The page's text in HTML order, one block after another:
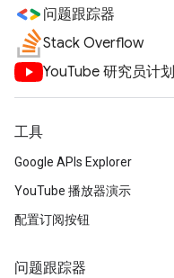
问题跟踪器
Stack Overflow
YouTube 研究员计划
工具
Google APIs Explorer
YouTube 播放器演示
配置订阅按钮
问题跟踪器